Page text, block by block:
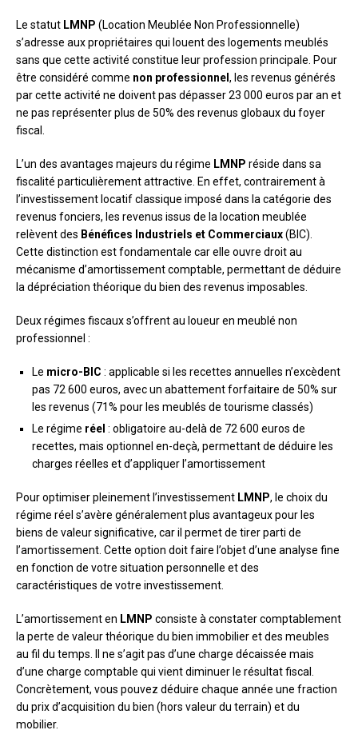
Le statut LMNP (Location Meublée Non Professionnelle)
s’adresse aux propriétaires qui louent des logements meublés
sans que cette activité constitue leur profession principale. Pour
être considéré comme non professionnel , les revenus générés
par cette activité ne doivent pas dépasser 23 000 euros par an et
ne pas représenter plus de 50% des revenus globaux du foyer
fiscal.
L’un des avantages majeurs du régime LMNP réside dans sa
fiscalité particulièrement attractive. En effet, contrairement à
l’investissement locatif classique imposé dans la catégorie des
revenus fonciers, les revenus issus de la location meublée
relèvent des Bénéfices Industriels et Commerciaux(BIC).
Cette distinction est fondamentale car elle ouvre droit au
mécanisme d’amortissement comptable, permettant de déduire
la dépréciation théorique du bien des revenus imposables.
Deux régimes fiscaux s’offrent au loueur en meublé non
professionnel :
Le micro-BIC : applicable si les recettes annuelles n’excèdent
pas 72 600 euros, avec un abattement forfaitaire de 50% sur
les revenus (71% pour les meublés de tourisme classés)
Le régime réel : obligatoire au-delà de 72 600 euros de
recettes, mais optionnel en-deçà, permettant de déduire les
charges réelles et d’appliquer l’amortissement
Pour optimiser pleinement l’investissement LMNP, le choix du
régime réel s’avère généralement plus avantageux pour les
biens de valeur significative, car il permet de tirer parti de
l’amortissement. Cette option doit faire l’objet d’une analyse fine
en fonction de votre situation personnelle et des
caractéristiques de votre investissement.
L’amortissement en LMNP consiste à constater comptablement
la perte de valeur théorique du bien immobilier et des meubles
au fil du temps. Il ne s’agit pas d’une charge décaissée mais
d’une charge comptable qui vient diminuer le résultat fiscal.
Concrètement, vous pouvez déduire chaque année une fraction
du prix d’acquisition du bien (hors valeur du terrain) et du
mobilier.